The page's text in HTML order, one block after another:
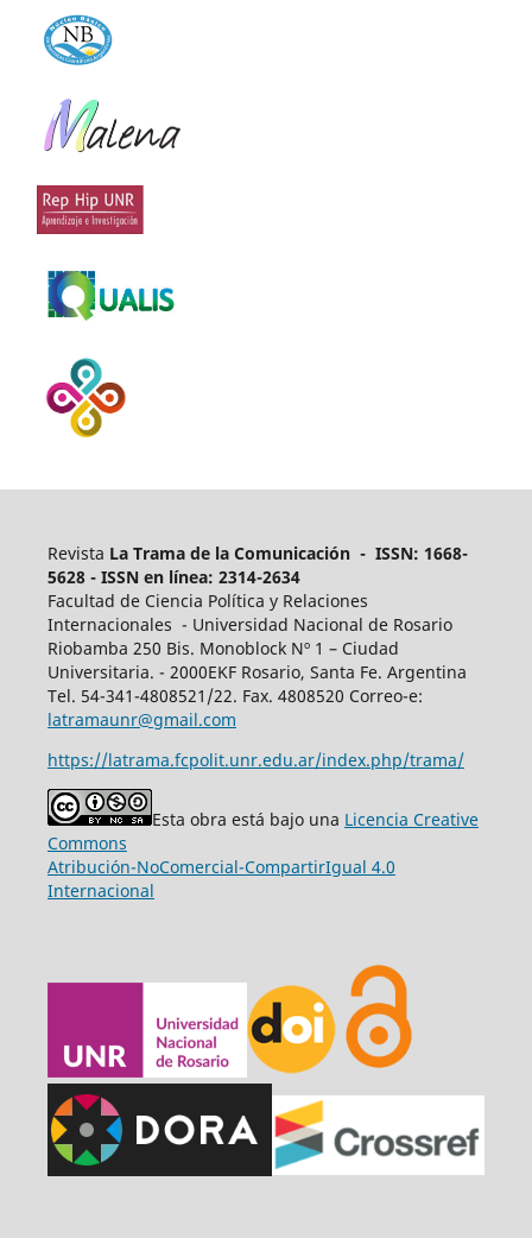
Revista La Trama de la Comunicación - ISSN: 1668-
5628 - ISSN en línea: 2314-2634
Facultad de Ciencia Política y Relaciones
Internacionales - Universidad Nacional de Rosario
Riobamba 250 Bis. Monoblock Nº 1 – Ciudad
Universitaria. - 2000EKF Rosario, Santa Fe. Argentina
Tel. 54-341-4808521/22. Fax. 4808520 Correo-e:
latramaunr@gmail.com
https://latrama.fcpolit.unr.edu.ar/index.php/trama/
Esta obra está bajo una Licencia Creative
Commons
Atribución-NoComercial-CompartirIgual 4.0
Internacional